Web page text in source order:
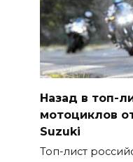
Назад в топ-
мотоциклов
Suzuki
Топ-лист